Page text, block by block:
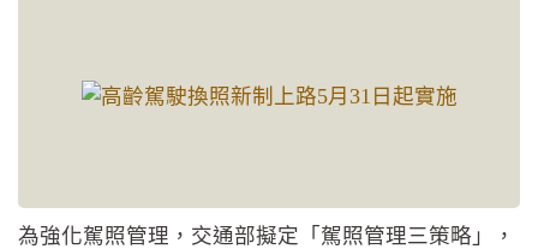
為強化駕照管理，交通部擬定「駕照管理三策略」，